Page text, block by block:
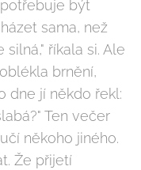
být
sama, než
říkala si. Ale
brnění,
dne jí někdo řekl:
Ten večer
někoho jiného.
Že přijetí